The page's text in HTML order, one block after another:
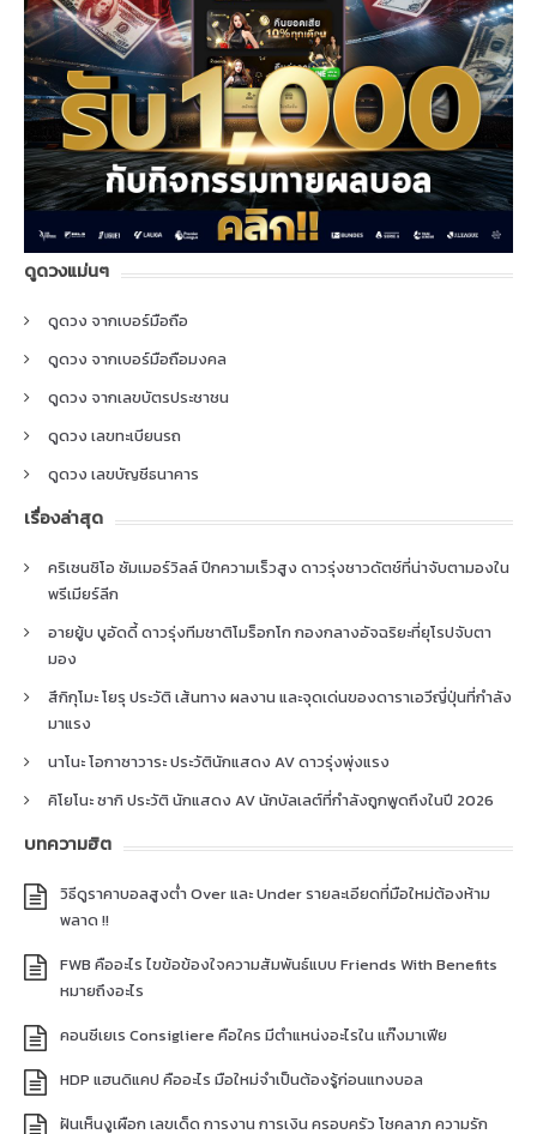
ดูดวงแม่นๆ
ดูดวง จากเบอร์มือถือ
ดูดวง จากเบอร์มือถือมงคล
ดูดวง จากเลขบัตรประชาชน
ดูดวง เลขทะเบียนรถ
ดูดวง เลขบัญชีธนาคาร
เรื่องล่าสุด
คริเซนซิโอ ซัมเมอร์วิลล์ ปีกความเร็วสูง ดาวรุ่งชาวดัตช์ที่น่าจับตามองใน
พรีเมียร์ลีก
อายยู้บ บูอัดดี้ ดาวรุ่งทีมชาติโมร็อกโก กองกลางอัจฉริยะที่ยุโรปจับตา
มอง
สึกิกุโมะ โยรุ ประวัติ เส้นทาง ผลงาน และจุดเด่นของดาราเอวีญี่ปุ่นที่กำลัง
มาแรง
นาโนะ โอกาซาวาระ ประวัตินักแสดง AV ดาวรุ่งพุ่งแรง
คิโยโนะ ซากิ ประวัติ นักแสดง AV นักบัลเลต์ที่กำลังถูกพูดถึงในปี 2026
บทความฮิต
วิธีดูราคาบอลสูงต่ำ Over และ Under รายละเอียดที่มือใหม่ต้องห้าม
พลาด !!
FWB คืออะไร ไขข้อข้องใจความสัมพันธ์แบบ Friends With Benefits
หมายถึงอะไร
คอนซีเยเร Consigliere คือใคร มีตำแหน่งอะไรใน แก๊งมาเฟีย
HDP แฮนดิแคป คืออะไร มือใหม่จำเป็นต้องรู้ก่อนแทงบอล
ฝันเห็นงูเผือก เลขเด็ด การงาน การเงิน ครอบครัว โชคลาภ ความรัก